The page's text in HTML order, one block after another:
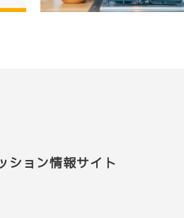
ション情報サイト